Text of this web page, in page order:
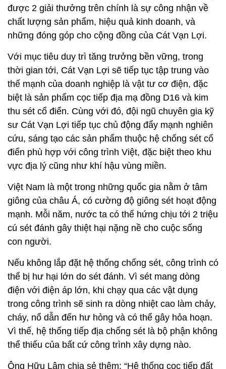
được 2 giải thưởng trên chính là sự công nhận về
chất lượng sản phẩm, hiệu quả kinh doanh, và
những đóng góp cho cộng đồng của Cát Vạn Lợi.
Với mục tiêu duy trì tăng trưởng bền vững, trong
thời gian tới, Cát Vạn Lợi sẽ tiếp tục tập trung vào
thế mạnh của doanh nghiệp là vật tư cơ điện, đặc
biệt là sản phẩm cọc tiếp địa mạ đồng D16 và kim
thu sét cổ điển. Cùng với đó, đội ngũ chuyên gia kỹ
sư Cát Vạn Lợi tiếp tục chủ động đẩy mạnh nghiên
cứu, sáng tạo các sản phẩm thuộc hệ chống sét cổ
điển phù hợp với công trình Việt, đặc biệt theo khu
vực địa lý cũng như khí hậu vùng miền.
Việt Nam là một trong những quốc gia nằm ở tâm
giông của châu Á, có cường độ giông sét hoạt động
mạnh. Mỗi năm, nước ta có thể hứng chịu tới 2 triệu
cú sét đánh gây thiệt hại nặng nề cho cuộc sống
con người.
Nếu không lắp đặt hệ thống chống sét, công trình có
thể bị hư hại lớn do sét đánh. Vì sét mang dòng
điện với điện áp lớn, khi chạy qua các vật dụng
trong công trình sẽ sinh ra dòng nhiệt cao làm chảy,
cháy, nổ dẫn đến hư hỏng và có thể gây hỏa hoạn.
Vì thế, hệ thống tiếp địa chống sét là bộ phận không
thể thiếu của bất cứ công trình xây dựng nào.
Ông Hữu Lâm chia sẻ thêm: “Hệ thống cọc tiếp đất